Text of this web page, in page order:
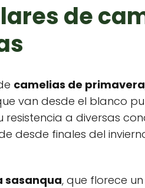
de
camelias de primavera
van desde el blanco
a diversas
desde finales del
sasanqua, que florece